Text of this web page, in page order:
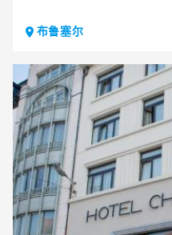
布鲁塞尔